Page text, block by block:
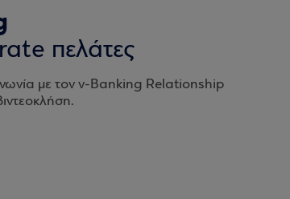
πελάτες
με τον v-Banking Relationship